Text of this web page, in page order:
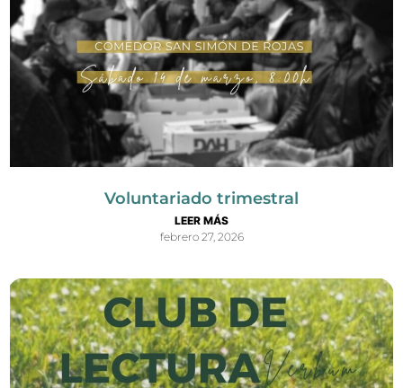
Voluntariado trimestral
LEER MÁS
febrero 27, 2026